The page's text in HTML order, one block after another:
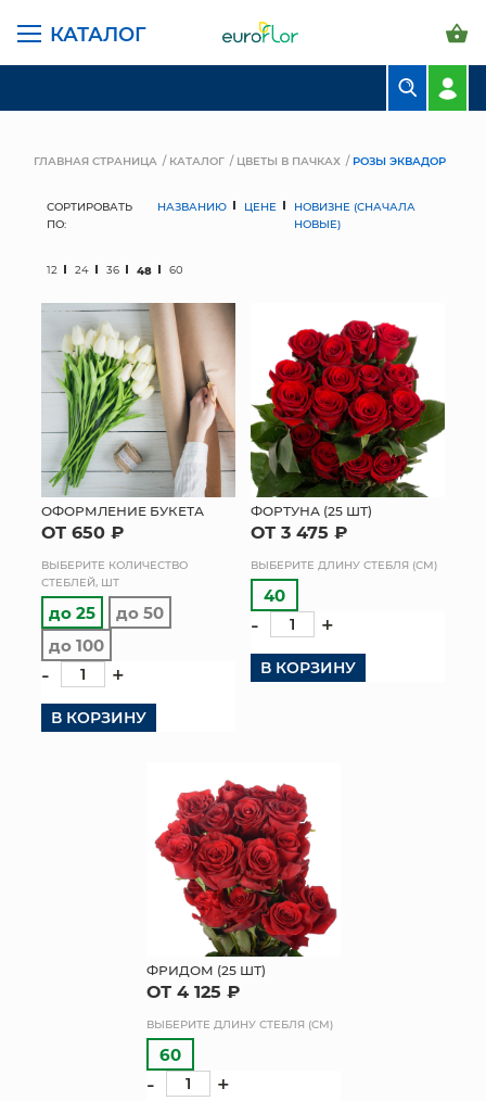
КАТАЛОГ
ГОРШКИ И КАШПО
ГРУНТЫ И УДОБРЕНИЯ
ПРЕДМЕТЫ ИНТЕРЬЕРА
ВАЗЫ
МЯГКИЕ ИГРУШКИ
КОРЗИНЫ
СУНДУКИ
ПОДАРОЧНЫЕ КАРТЫ
ТОРГОВЫЙ ЦЕНТР
ОПТОВЫМ КЛИЕНТАМ
ДОСТАВКА И ОПЛАТА
ГЛАВНАЯ СТРАНИЦА КАТАЛОГ ЦВЕТЫ В ПАЧКАХ РОЗЫ ЭКВАДОР
СОРТИРОВАТЬ
ПО:
НАЗВАНИЮ ЦЕНЕ
НОВИЗНЕ (СНАЧАЛА
НОВЫЕ)
12 24 36 48 60
ОФОРМЛЕНИЕ БУКЕТА
ОТ 650 ₽
ВЫБЕРИТЕ КОЛИЧЕСТВО
СТЕБЛЕЙ, ШТ
до 25
до 50
до 100
- +
В КОРЗИНУ
ФОРТУНА (25 ШТ)
ОТ 3 475 ₽
ВЫБЕРИТЕ ДЛИНУ СТЕБЛЯ (СМ)
40
- +
В КОРЗИНУ
ФРИДОМ (25 ШТ)
ОТ 4 125 ₽
ВЫБЕРИТЕ ДЛИНУ СТЕБЛЯ (СМ)
60
- +